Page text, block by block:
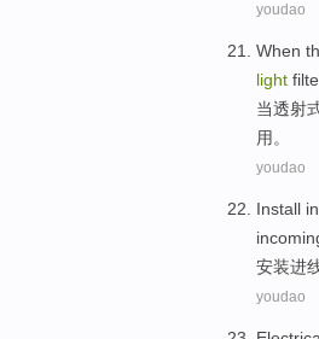
youdao
When
light
当透射
用 。
youdao
Install
安装进
youdao